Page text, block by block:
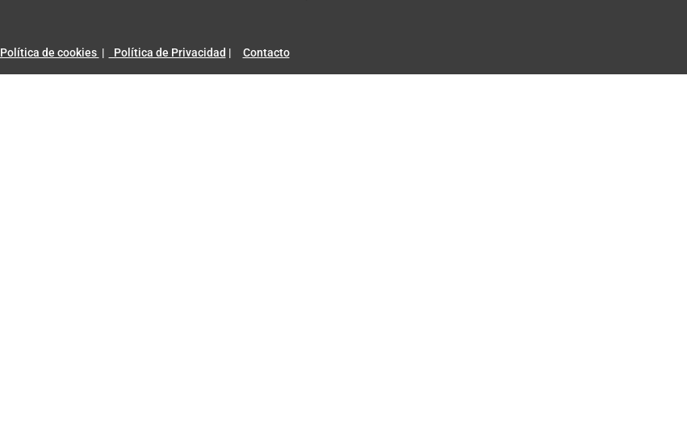
Política de cookies | Política de Privacidad | Contacto